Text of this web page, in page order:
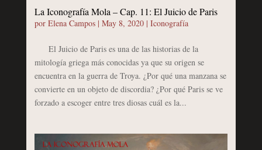
La Iconografía Mola – Cap. 11: El Juicio de Paris
por Elena Campos| May 8, 2020| Iconografía
El Juicio de Paris es una de las historias de la
mitología griega más conocidas ya que su origen se
encuentra en la guerra de Troya. ¿Por qué una manzana se
convierte en un objeto de discordia? ¿Por qué Paris se ve
forzado a escoger entre tres diosas cuál es la...